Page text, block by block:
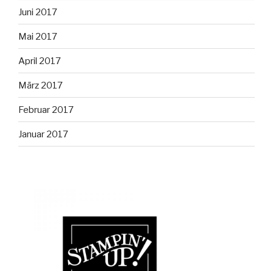
Juni 2017
Mai 2017
April 2017
März 2017
Februar 2017
Januar 2017